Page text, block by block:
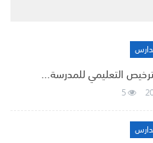
الترخيص التعليمي للمدرسة…
5